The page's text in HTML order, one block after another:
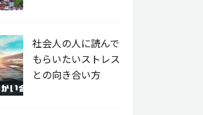
社会人の人に読んで
もらいたいストレス
との向き合い方